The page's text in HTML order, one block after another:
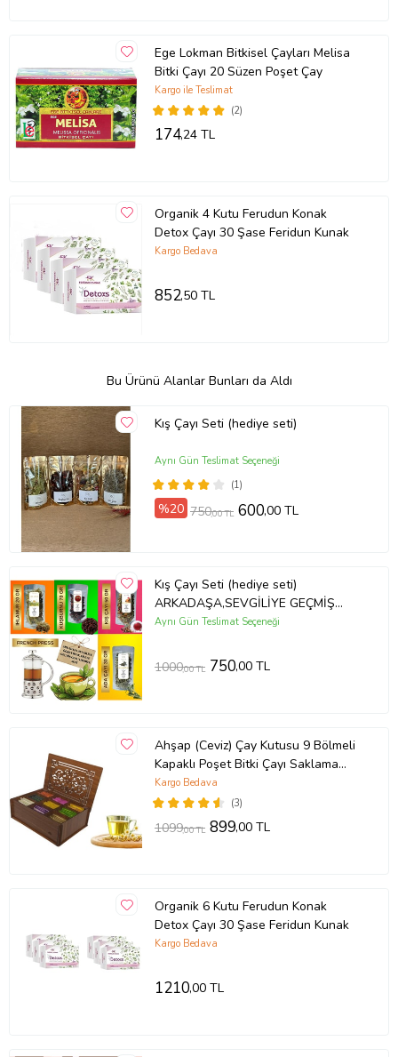
Ege Lokman Bitkisel Çayları Melisa
Bitki Çayı 20 Süzen Poşet Çay
(2)
Kargo ile Teslimat
174,24 TL
Organik 4 Kutu Ferudun Konak
Detox Çayı 30 Şase Feridun Kunak
Kargo Bedava
852,50 TL
Bu Ürünü Alanlar Bunları da Aldı
Kış Çayı Seti (hediye seti)
(1)
Aynı Gün Teslimat Seçeneği
%20 750,00 TL 600,00 TL
Kış Çayı Seti (hediye seti)
ARKADAŞA,SEVGİLİYE GEÇMİŞ
OLSUN SETİ
Aynı Gün Teslimat Seçeneği
1000,00 TL 750,00 TL
Ahşap (Ceviz) Çay Kutusu 9 Bölmeli
Kapaklı Poşet Bitki Çayı Saklama
Kabı Tea Box ( Çaylar Dahil)
(3)
Kargo Bedava
1099,00 TL 899,00 TL
Organik 6 Kutu Ferudun Konak
Detox Çayı 30 Şase Feridun Kunak
Kargo Bedava
1210,00 TL